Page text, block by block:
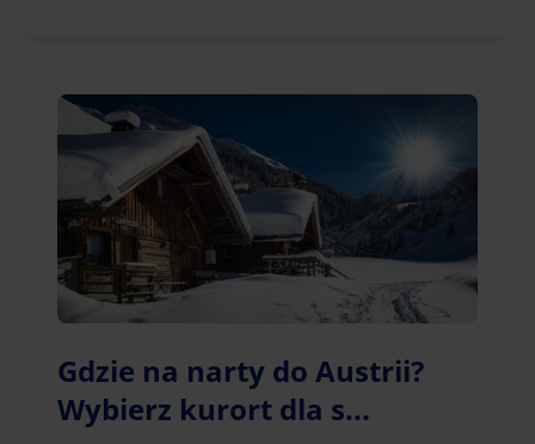
Gdzie na narty do Austrii?
Wybierz kurort dla s...